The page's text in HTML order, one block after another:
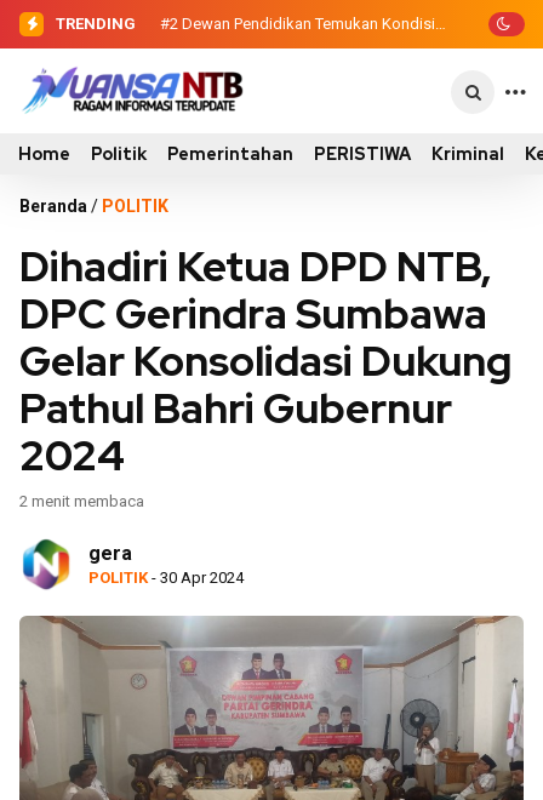
TRENDING #2 Dewan Pendidikan Temukan Kondisi
305 Siswa SDN Kanar Belajar di Tengah
#3 Sinergi Eksekutif-Legislatif,
Wabup Ansori Serahkan Tujuh Kontainer
…
Home Politik Pemerintahan PERISTIWA Kriminal
Beranda / POLITIK
Dihadiri Ketua DPD NTB,
DPC Gerindra Sumbawa
Gelar Konsolidasi Dukung
Pathul Bahri Gubernur
2024
2 menit membaca
gera
POLITIK - 30 Apr 2024